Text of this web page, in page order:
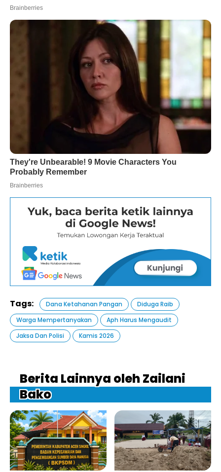
Tags: Dana Ketahanan Pangan
Diduga Raib
Warga Mempertanyakan
Aph Harus Mengaudit
Jaksa Dan Polisi
Kamis 2026
Berita Lainnya oleh Zailani
Bako